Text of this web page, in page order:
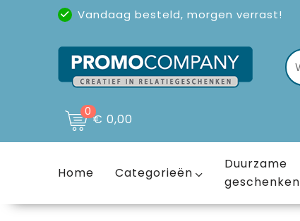
Vandaag besteld, morgen verrast!
Uitstekende reviews(4,6/5)
0€ 0,00
Home Categorieën
Duurzame
geschenken